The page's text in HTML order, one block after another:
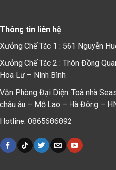
Thông tin liên hệ
Xưởng Chế Tác 1 : 561 Nguyễn
Xưởng Chế Tác 2 : Thôn Đồng
Hoa Lư – Ninh Bình
Văn Phòng Đại Diện: Toà nhà
châu âu – Mỗ Lao – Hà Đông –
Hotline: 0865686892